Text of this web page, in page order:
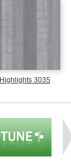
Highlights 3035
グリ